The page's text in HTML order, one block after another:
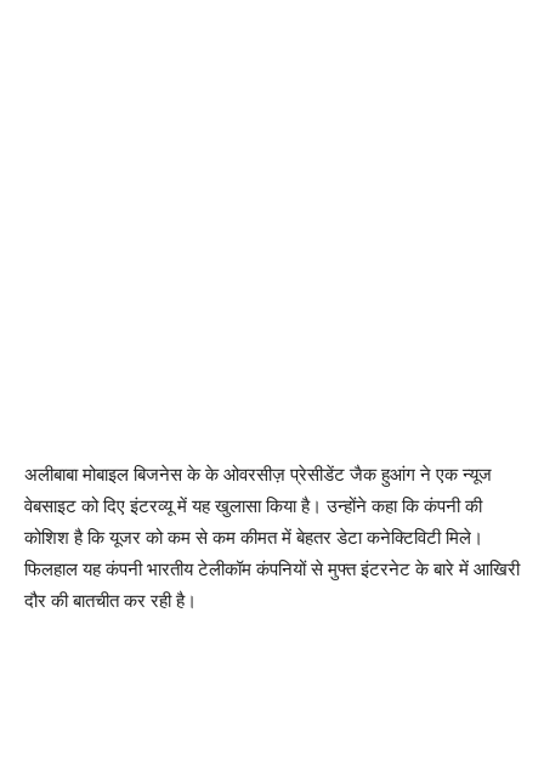
अलीबाबा मोबाइल बिजनेस के के ओवरसीज़ प्रेसीडेंट जैक हुआंग ने एक न्‍यूज
वेबसाइट को दिए इंटरव्‍यू में यह खुलासा किया है। उन्‍होंने कहा कि कंपनी की
कोशिश है कि यूजर को कम से कम कीमत में बेहतर डेटा कनेक्टिविटी मिले।
फिलहाल यह कंपनी भारतीय टेलीकॉम कंपनियों से मुफ्त इंटरनेट के बारे में आखिरी
दौर की बातचीत कर रही है।